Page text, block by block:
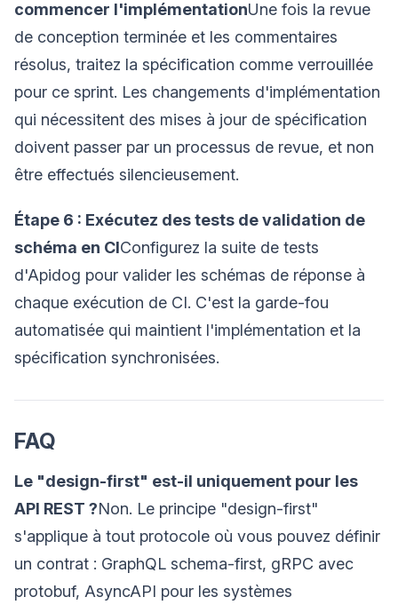
commencer l'implémentationUne fois la revue
de conception terminée et les commentaires
résolus, traitez la spécification comme verrouillée
pour ce sprint. Les changements d'implémentation
qui nécessitent des mises à jour de spécification
doivent passer par un processus de revue, et non
être effectués silencieusement.
Étape 6 : Exécutez des tests de validation de
schéma en CIConfigurez la suite de tests
d'Apidog pour valider les schémas de réponse à
chaque exécution de CI. C'est la garde-fou
automatisée qui maintient l'implémentation et la
spécification synchronisées.
FAQ
Le "design-first" est-il uniquement pour les
API REST ?Non. Le principe "design-first"
s'applique à tout protocole où vous pouvez définir
un contrat : GraphQL schema-first, gRPC avec
protobuf, AsyncAPI pour les systèmes